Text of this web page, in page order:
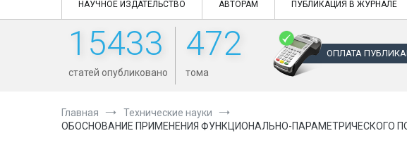
НАУЧНОЕ ИЗДАТЕЛЬСТВО АВТОРАМ ПУБЛИКАЦИЯ В ЖУРНАЛЕ
15433
статей опубликовано
472
тома
ОПЛАТА
Главная
Технические науки
ОБОСНОВАНИЕ ПРИМЕНЕНИЯ ФУНКЦИОНАЛЬНО-ПАРАМЕТРИЧЕСКОГО